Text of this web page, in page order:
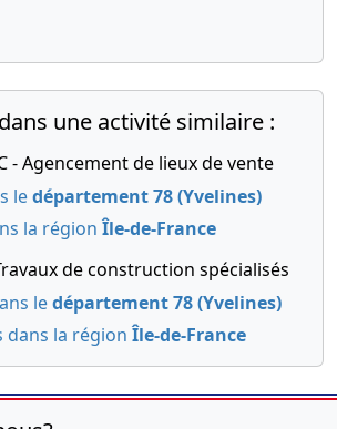
une activité similaire :
- Agencement de lieux de vente
ledépartement 78 (Yvelines)
la région Île-de-France
de construction spécialisés
ledépartement 78 (Yvelines)
dans la région Île-de-France